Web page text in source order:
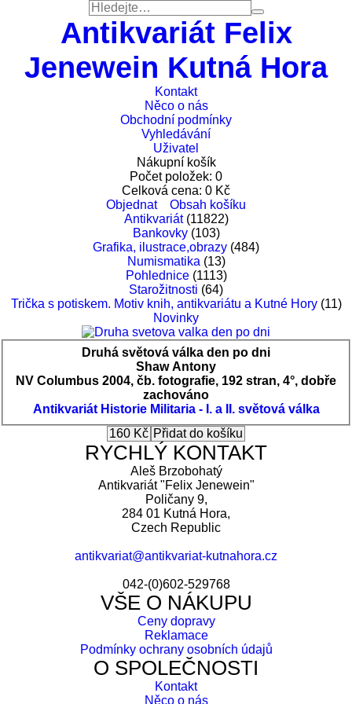
Antikvariát Felix
Jenewein Kutná Hora
Kontakt
Něco o nás
Obchodní podmínky
Vyhledávání
Uživatel
Nákupní košík
Počet položek: 0
Celková cena: 0 Kč
Objednat
Obsah košíku
Antikvariát(11822)
Bankovky(103)
Grafika, ilustrace,obrazy (484)
Numismatika (13)
Pohlednice(1113)
Starožitnosti (64)
Trička s potiskem. Motiv knih, antikvariátu a Kutné Hory(11)
Novinky
Druhá světová válka den po dni
Shaw Antony
NV Columbus 2004, čb. fotografie, 192 stran, 4°, dobře
zachováno
Antikvariát Historie Militaria - I. a II. světová válka
RYCHLÝ KONTAKT
Aleš Brzobohatý
Antikvariát "Felix Jenewein"
Poličany 9,
284 01 Kutná Hora,
Czech Republic
antikvariat@antikvariat-kutnahora.cz
042-(0)602-529768
VŠE O NÁKUPU
Ceny dopravy
Reklamace
Podmínky ochrany osobních údajů
O SPOLEČNOSTI
Kontakt
Něco o nás